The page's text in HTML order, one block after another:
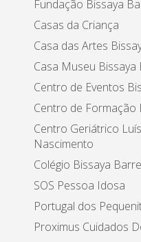
Fundação Bissaya
Casas da Criança
Casa das Artes
Casa Museu Bissaya
Centro de Eventos
Centro de Formação
Centro Geriátrico
Nascimento
Colégio Bissaya
SOS Pessoa Idosa
Portugal dos
Proximus Cuidados